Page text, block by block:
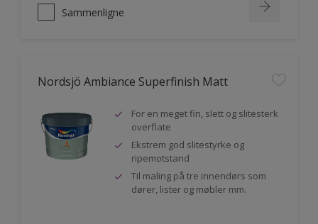
Sammenligne
Nordsjö Ambiance Superfinish Matt
For en meget fin, slett og slitesterk
overflate
Ekstrem god slitestyrke og
ripemotstand
Til maling på tre innendørs som
dører, lister og møbler mm.